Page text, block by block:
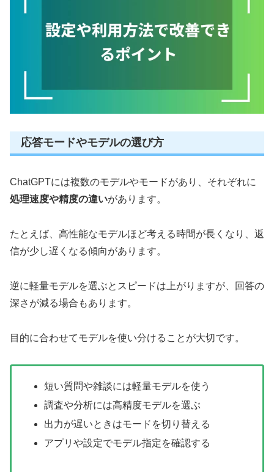
応答モードやモデルの選び方
ChatGPTには複数のモデルやモードがあり、それぞれに
処理速度や精度の違いがあります。
たとえば、高性能なモデルほど考える時間が長くなり、返
信が少し遅くなる傾向があります。
逆に軽量モデルを選ぶとスピードは上がりますが、回答の
深さが減る場合もあります。
目的に合わせてモデルを使い分けることが大切です。
短い質問や雑談には軽量モデルを使う
調査や分析には高精度モデルを選ぶ
出力が遅いときはモードを切り替える
アプリや設定でモデル指定を確認する